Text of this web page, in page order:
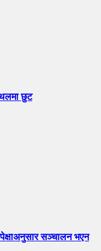
छुट
सञ्चालन भएन